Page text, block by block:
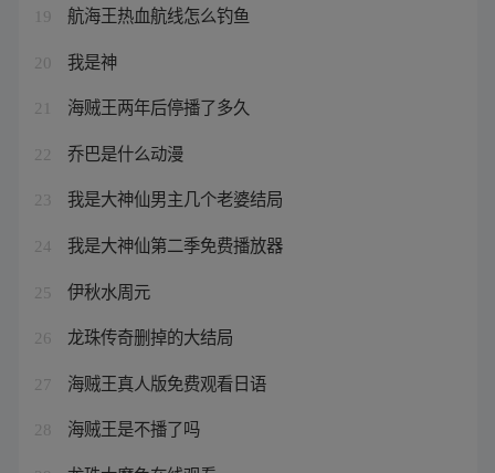
19 航海王热血航线怎么钓鱼
20 我是神
21 海贼王两年后停播了多久
22 乔巴是什么动漫
23 我是大神仙男主几个老婆结局
24 我是大神仙第二季免费播放器
25 伊秋水周元
26 龙珠传奇删掉的大结局
27 海贼王真人版免费观看日语
28 海贼王是不播了吗